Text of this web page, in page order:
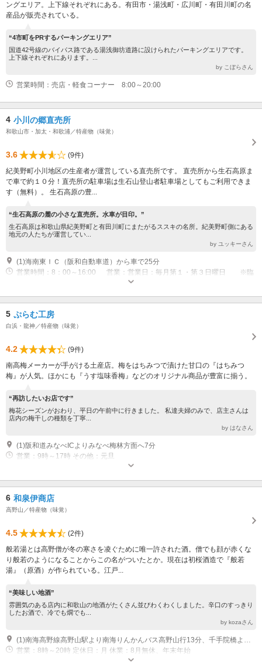
ングエリア。上下線それぞれにある。有田市・湯浅町・広川町・有田川町の名
産品が販売されている。
“4市町をPRするパーキングエリア”
国道42号線のバイパス路である湯浅御坊道路に設けられたパーキングエリアです。
上下線それぞれにあります。...
by こぼらさん
営業時間：売店・軽食コーナー 8:00～20:00
4 小川の郷直売所
和歌山市・加太・和歌浦／特産物（味覚）
3.6
(9件)
紀美野町小川地区の生産者が運営している直売所です。 直売所から生石高原ま
で車で約１０分！直売所の駐車場は生石山登山者駐車場としてもご利用できま
す（無料）。 生石高原の豊...
“生石高原の麓の小さな直売所。水車が目印。”
生石高原は和歌山県紀美野町と有田川町にまたがるススキの名所。紀美野町側にある
地元の人たちが運営してい...
by ユッキーさん
(1)海南東ＩＣ（阪和自動車道）から車で25分
営業時間：8：00～16:00 営業：営業日：毎月第１・第３日曜日 ※臨
時営業あり：3月中旬生石高原山焼き/4月29日生石高原山開きの日など
5 ぷらむ工房
白浜・龍神／特産物（味覚）
4.2
(9件)
南高梅メーカーが手がける土産店。梅をはちみつで漬けた甘口の『はちみつ
梅』が人気。ほかにも『うす塩味香梅』などのオリジナル商品が豊富に揃う。
“再訪したいお店です”
梅花シーズンがおわり、平日の午前中に行きました。 私達夫婦のみで、店主さんは
店内の梅干しの種類を丁寧...
by はなさん
(1)阪和道みなべICよりみなべ梅林方面へ7分
営業：9時～17時 その他：元旦
6 和泉伊商店
高野山／特産物（味覚）
4.5
(2件)
般若湯とは高野僧が冬の寒さを凌ぐために唯一許された酒。僧でも顔が赤くな
り般若のようになることからこの名がついたとか。現在は初桜酒造で『般若
湯』（原酒）が作られている。江戸...
“美味しい地酒”
雰囲気のある店内に和歌山の地酒がたくさん並びわくわくしました。辛口のすっきり
したお酒で、冷でも燗でも...
by kozaさん
営業：8時～20時 定休日：月 休業：8月無休、年末年始